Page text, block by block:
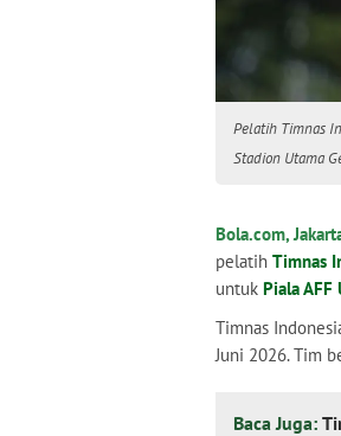
Pelatih Timnas
Stadion Utama
Bola.com,
pelatih Timnas
untuk Piala
Timnas
Juni 2026. Tim
Baca Juga: